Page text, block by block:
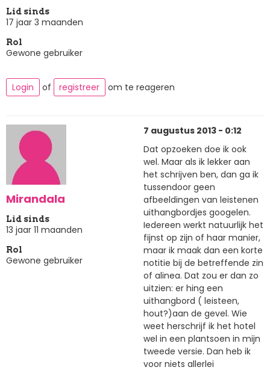
Lid sinds
17 jaar 3 maanden
Rol
Gewone gebruiker
Login of registreer om te reageren
Mirandala
Lid sinds
13 jaar 11 maanden
Rol
Gewone gebruiker
7 augustus 2013 - 0:12
Dat opzoeken doe ik ook
wel. Maar als ik lekker aan
het schrijven ben, dan ga ik
tussendoor geen
afbeeldingen van leistenen
uithangbordjes googelen.
Iedereen werkt natuurlijk het
fijnst op zijn of haar manier,
maar ik maak dan een korte
notitie bij de betreffende zin
of alinea. Dat zou er dan zo
uitzien: er hing een
uithangbord ( leisteen,
hout?)aan de gevel. Wie
weet herschrijf ik het hotel
wel in een plantsoen in mijn
tweede versie. Dan heb ik
voor niets allerlei